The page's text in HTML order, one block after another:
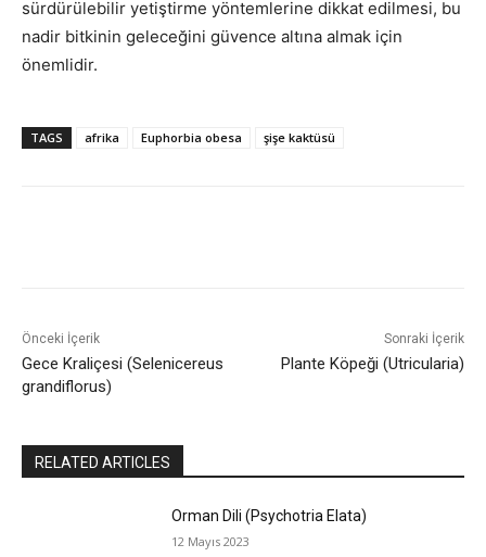
sürdürülebilir yetiştirme yöntemlerine dikkat edilmesi, bu
nadir bitkinin geleceğini güvence altına almak için
önemlidir.
TAGS afrika Euphorbia obesa şişe kaktüsü
Önceki İçerik
Gece Kraliçesi (Selenicereus
grandiflorus)
Sonraki İçerik
Plante Köpeği (Utricularia)
RELATED ARTICLES
Orman Dili (Psychotria Elata)
12 Mayıs 2023